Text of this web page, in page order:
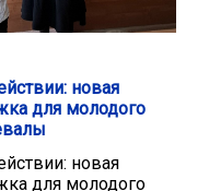
новая
для молодого
новая
для молодого